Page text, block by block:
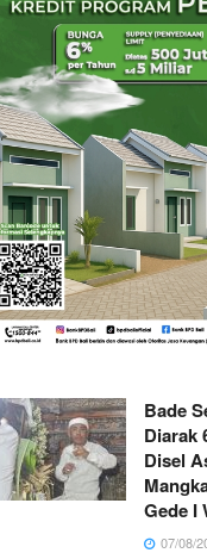
Bade
Diarak
Disel
Gede I
07/08/